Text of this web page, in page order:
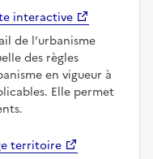
interactive
de l’urbanisme
des règles
en vigueur à
Elle permet
territoire